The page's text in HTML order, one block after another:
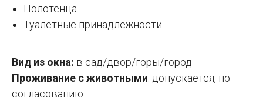
Полотенца
Туалетные принадлежности
Вид из окна: в сад/двор/горы/город
Проживание с животными: допускается, по
согласованию